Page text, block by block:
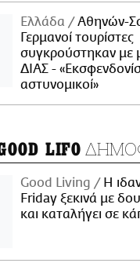
Ελλάδα
Αθηνών-
Γερμανοί τουρίστες
συγκρούστηκαν με
ΔΙΑΣ -
αστυνομικοί»
LIFO
Good Living
Η
Friday ξεκινά με
και καταλήγει σε